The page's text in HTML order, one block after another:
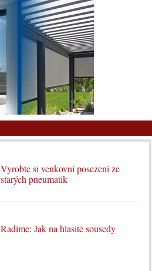
Vyrobte si venkovní posezení ze
starých pneumatik
Radíme: Jak na hlasité sousedy